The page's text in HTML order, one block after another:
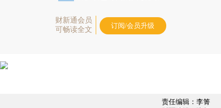
财新通会员
可畅读全文
订阅/会员升级
责任编辑：李箐